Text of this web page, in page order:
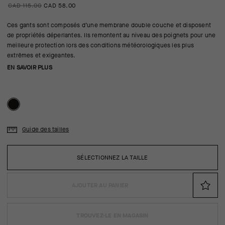
CAD 115.00 CAD 58.00
Ces gants sont composés d’une membrane double couche et disposent
de propriétés déperlantes. Ils remontent au niveau des poignets pour une
meilleure protection lors des conditions météorologiques les plus
extrêmes et exigeantes.
EN SAVOIR PLUS
SÉLECTIONNEZ LA TAILLE
Guide des tailles